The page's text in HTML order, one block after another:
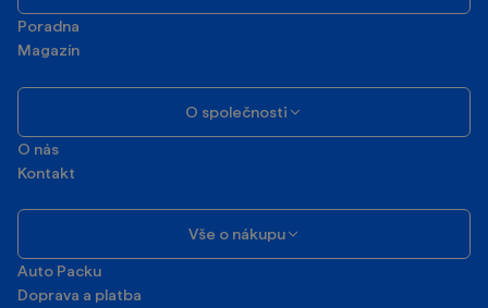
Poradna
Magazín
O společnosti
O nás
Kontakt
Vše o nákupu
Auto Packu
Doprava a platba